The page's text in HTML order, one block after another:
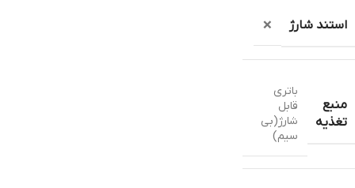
استند شارژ ❌
منبع
تغذیه
باتری
قابل
شارژ(بی
سیم)